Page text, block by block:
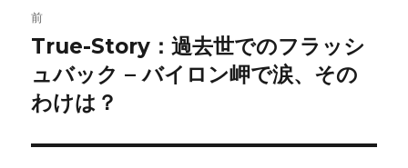
稿
ナ
ビ
ゲ
前
前
の
投
True-Story：過去世でのフラッシ
ュバック – バイロン岬で涙、その
わけは？